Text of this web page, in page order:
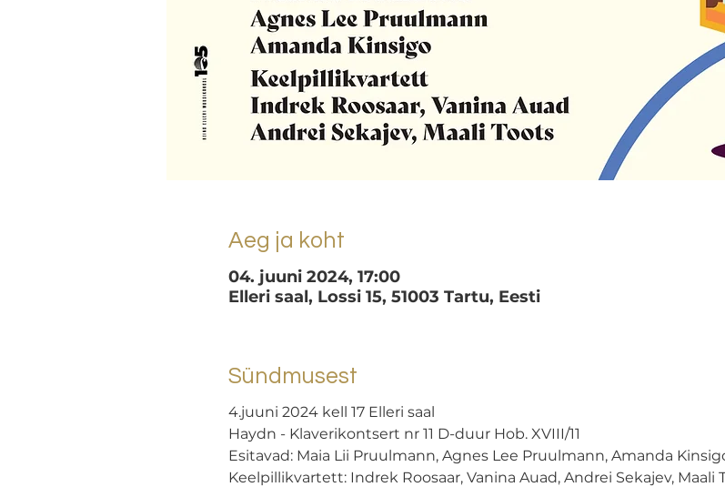
Aeg ja koht
04. juuni 2024, 17:00
Elleri saal, Lossi 15, 51003 Tartu, Eesti
Sündmusest
4.juuni 2024 kell 17 Elleri saal
Haydn - Klaverikontsert nr 11 D-duur Hob. XVIII/11
Esitavad: Maia Lii Pruulmann, Agnes Lee Pruulmann, Amanda
Keelpillikvartett: Indrek Roosaar, Vanina Auad, Andrei Sekajev, Maali